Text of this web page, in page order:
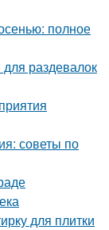
полное
раздевалок
советы по
для плитки